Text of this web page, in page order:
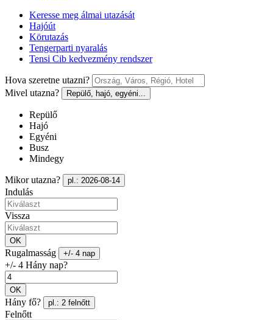
Keresse meg álmai utazását
Hajóút
Körutazás
Tengerparti nyaralás
Tensi Cib kedvezmény rendszer
Hova szeretne utazni?
Mivel utazna?
Repülő, hajó, egyéni...
Repülő
Hajó
Egyéni
Busz
Mindegy
Mikor utazna? pl.: 2026-08-14
Indulás
Vissza
OK
Rugalmasság +/- 4 nap
+/- 4 Hány nap?
OK
Hány fő? pl.: 2 felnőtt
Felnőtt